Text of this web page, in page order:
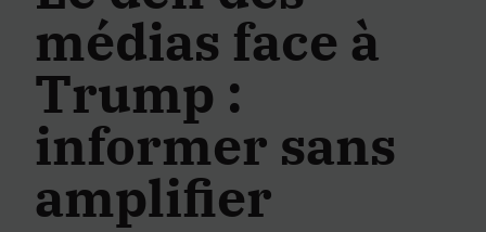
médias face à
Trump :
informer sans
amplifier